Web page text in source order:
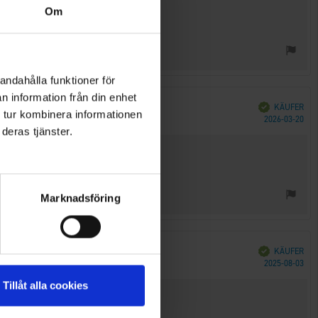
Om
funktioner för
information från din enhet
kombinera informationen
tjänster.
Marknadsföring
Tillåt alla cookies
Verifiziert
KÄUFER
2026-03-20
Verifiziert
KÄUFER
2025-08-03